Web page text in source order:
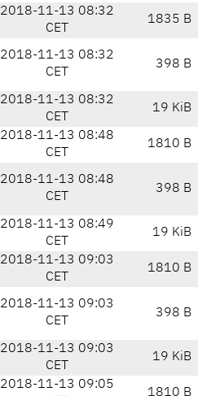
2018-11-13 08:32
CET
1835 B
2018-11-13 08:32
CET
398 B
2018-11-13 08:32
CET
19 KiB
2018-11-13 08:48
CET
1810 B
2018-11-13 08:48
CET
398 B
2018-11-13 08:49
CET
19 KiB
2018-11-13 09:03
CET
1810 B
2018-11-13 09:03
CET
398 B
2018-11-13 09:03
CET
19 KiB
2018-11-13 09:05
1810 B